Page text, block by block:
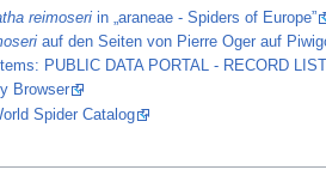
reimoseriin „araneae - Spiders of Europe”
auf den Seiten von Pierre Oger auf
PUBLIC DATA PORTAL - RECORD LIST
Browser
Spider Catalog